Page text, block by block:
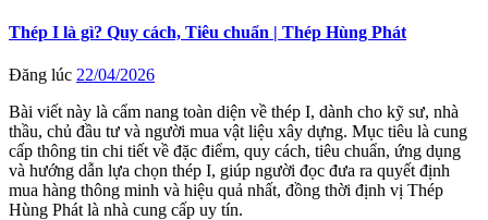
Thép I là gì? Quy cách, Tiêu chuẩn | Thép Hùng Phát
Đăng lúc 22/04/2026
Bài viết này là cẩm nang toàn diện về thép I, dành cho kỹ sư, nhà
thầu, chủ đầu tư và người mua vật liệu xây dựng. Mục tiêu là cung
cấp thông tin chi tiết về đặc điểm, quy cách, tiêu chuẩn, ứng dụng
và hướng dẫn lựa chọn thép I, giúp người đọc đưa ra quyết định
mua hàng thông minh và hiệu quả nhất, đồng thời định vị Thép
Hùng Phát là nhà cung cấp uy tín.